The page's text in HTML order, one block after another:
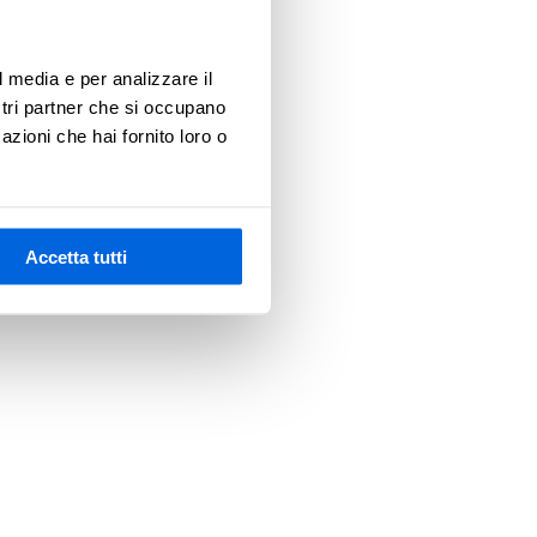
e per analizzare il
partner che si occupano
che hai fornito loro o
Accetta tutti
information).